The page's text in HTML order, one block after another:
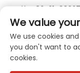
Tél. :+86-21-
E-mail :[email
Copyright ©
Limited
We value
We use cookies
you don't want to
cookies.